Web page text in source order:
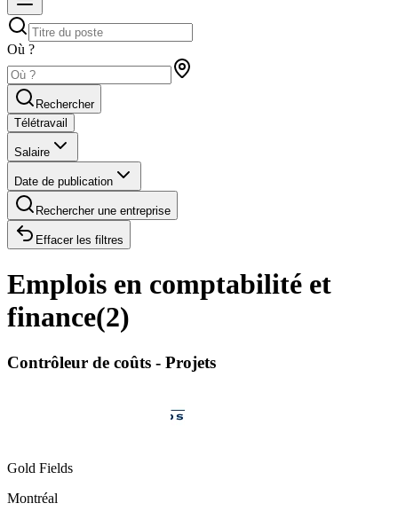
Où ?
Rechercher
Télétravail
Salaire
Date de publication
Rechercher une entreprise
Effacer les filtres
Emplois en comptabilité et
finance(2)
Contrôleur de coûts - Projets
Gold Fields
Montréal